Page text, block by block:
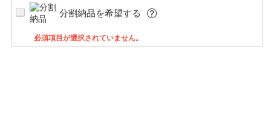
分割納品を希望する
必須項目が選択されていません。